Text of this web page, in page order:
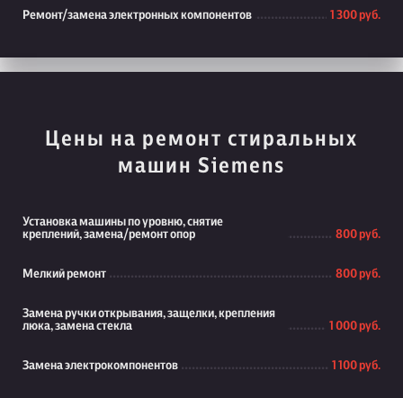
Ремонт/замена электронных компонентов 1 300 руб.
Цены на ремонт стиральных
машин Siemens
Установка машины по уровню, снятие
креплений, замена/ремонт опор
800 руб.
Мелкий ремонт 800 руб.
Замена ручки открывания, защелки, крепления
люка, замена стекла
1 000 руб.
Замена электрокомпонентов 1 100 руб.